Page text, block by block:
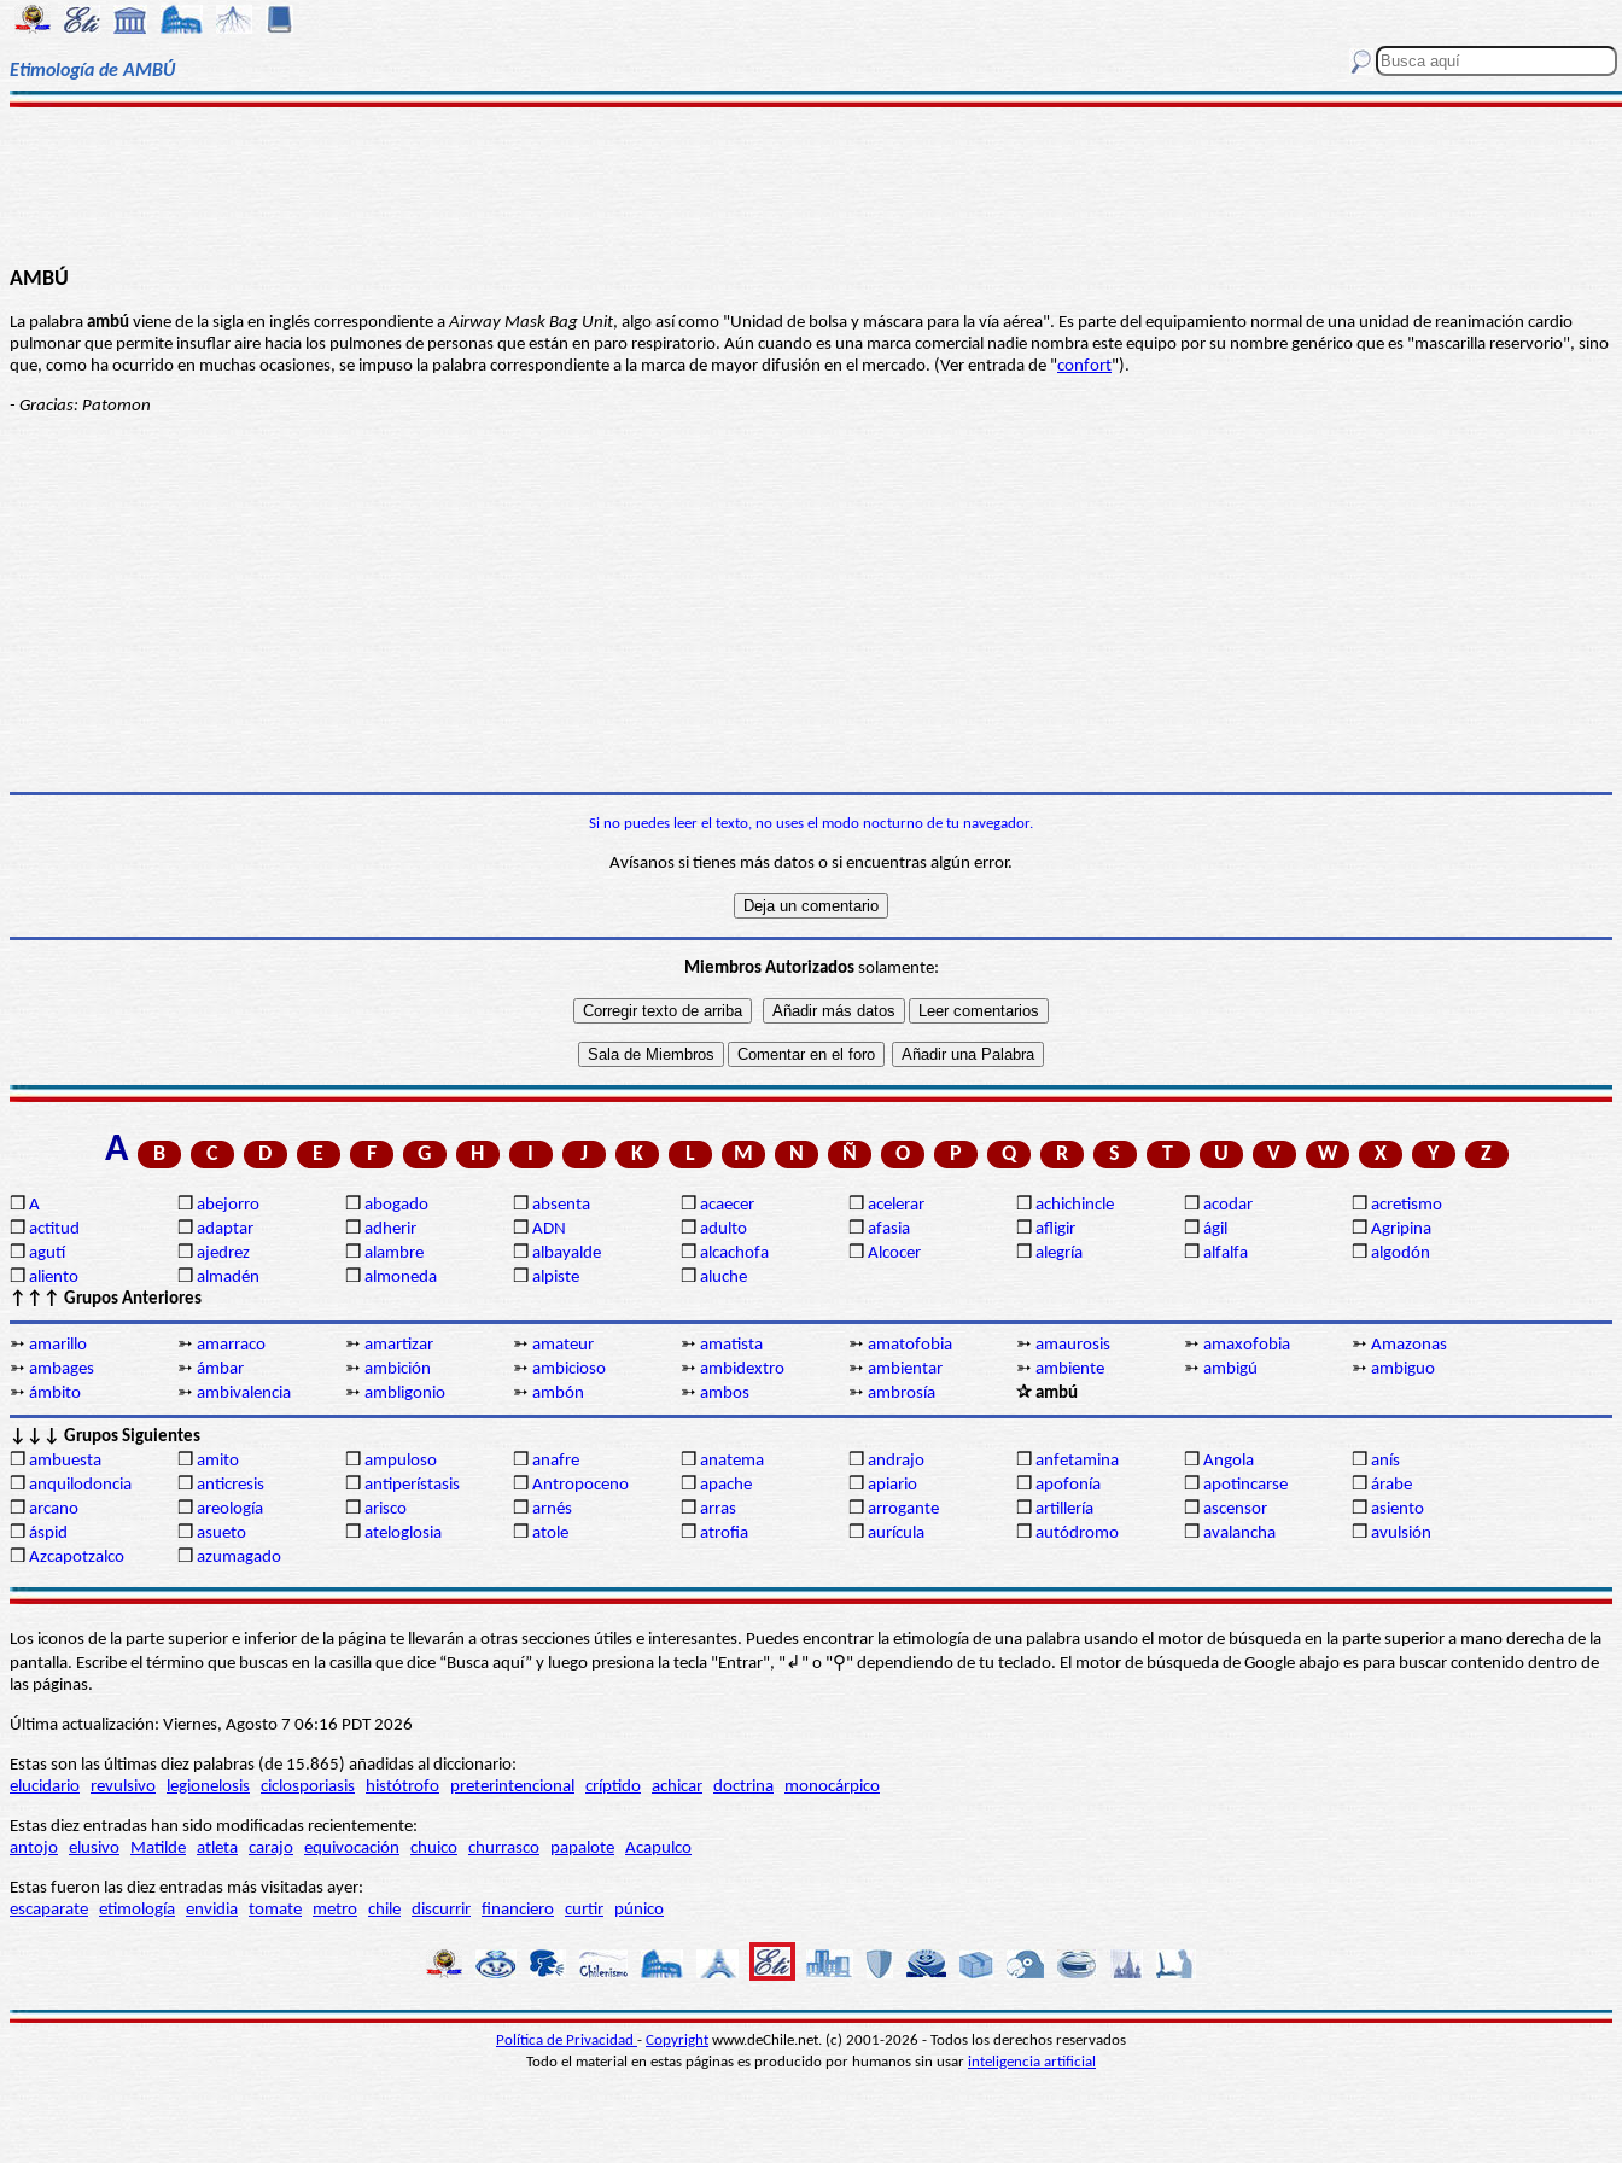
Etimología de AMBÚ
AMBÚ
La palabra ambú viene de la sigla en inglés correspondiente aAirway Mask Bag Unit, algo así como "Unidad de bolsa y máscara para la vía aérea". Es parte del equipamiento normal de una unidad de reanimación cardio
pulmonar que permite insuflar aire hacia los pulmones de personas que están en paro respiratorio. Aún cuando es una marca comercial nadie nombra este equipo por su nombre genérico que es "mascarilla reservorio", sino
que, como ha ocurrido en muchas ocasiones, se impuso la palabra correspondiente a la marca de mayor difusión en el mercado. (Ver entrada de "confort").
- Gracias: Patomon
Si no puedes leer el texto, no uses el modo nocturno de tu navegador.
Avísanos si tienes más datos o si encuentras algún error.
Miembros Autorizadossolamente:
A B C D E F G H I J K L M N Ñ O P Q R S T U V W X Y Z
❒ A ❒ abejorro ❒ abogado ❒ absenta ❒ acaecer ❒ acelerar ❒ achichincle ❒ acodar ❒ acretismo
❒ actitud ❒ adaptar ❒ adherir ❒ ADN ❒ adulto ❒ afasia ❒ afligir ❒ ágil ❒ Agripina
❒ agutí ❒ ajedrez ❒ alambre ❒ albayalde ❒ alcachofa ❒ Alcocer ❒ alegría ❒ alfalfa ❒ algodón
❒ aliento ❒ almadén ❒ almoneda ❒ alpiste ❒ aluche
↑↑↑ Grupos Anteriores
➳ amarillo ➳ amarraco ➳ amartizar ➳ amateur ➳ amatista ➳ amatofobia ➳ amaurosis ➳ amaxofobia ➳ Amazonas
➳ ambages ➳ ámbar ➳ ambición ➳ ambicioso ➳ ambidextro ➳ ambientar ➳ ambiente ➳ ambigú ➳ ambiguo
➳ ámbito ➳ ambivalencia ➳ ambligonio ➳ ambón ➳ ambos ➳ ambrosía ✰ ambú
↓↓↓ Grupos Siguientes
❒ ambuesta ❒ amito ❒ ampuloso ❒ anafre ❒ anatema ❒ andrajo ❒ anfetamina ❒ Angola ❒ anís
❒ anquilodoncia ❒ anticresis ❒ antiperístasis ❒ Antropoceno ❒ apache ❒ apiario ❒ apofonía ❒ apotincarse ❒ árabe
❒ arcano ❒ areología ❒ arisco ❒ arnés ❒ arras ❒ arrogante ❒ artillería ❒ ascensor ❒ asiento
❒ áspid ❒ asueto ❒ ateloglosia ❒ atole ❒ atrofia ❒ aurícula ❒ autódromo ❒ avalancha ❒ avulsión
❒ Azcapotzalco ❒ azumagado
Los iconos de la parte superior e inferior de la página te llevarán a otras secciones útiles e interesantes. Puedes encontrar la etimología de una palabra usando el motor de búsqueda en la parte superior a mano derecha de la
pantalla. Escribe el término que buscas en la casilla que dice “Busca aquí” y luego presiona la tecla "Entrar", "↲" o "⚲" dependiendo de tu teclado. El motor de búsqueda de Google abajo es para buscar contenido dentro de
las páginas.
Última actualización: Viernes, Agosto 7 06:16 PDT 2026
Estas son las últimas diez palabras (de 15.865) añadidas al diccionario:
elucidario
revulsivo legionelosis ciclosporiasis histótrofo preterintencional críptido achicar doctrina monocárpico
Estas diez entradas han sido modificadas recientemente:
antojo elusivo Matilde atleta carajo equivocación chuico churrasco papalote Acapulco
Estas fueron las diez entradas más visitadas ayer:
escaparate etimología envidia tomate metro chile discurrir financiero curtir púnico
Política de Privacidad - Copyright www.deChile.net. (c) 2001-2026 - Todos los derechos reservados
Todo el material en estas páginas es producido por humanos sin usar inteligencia artificial